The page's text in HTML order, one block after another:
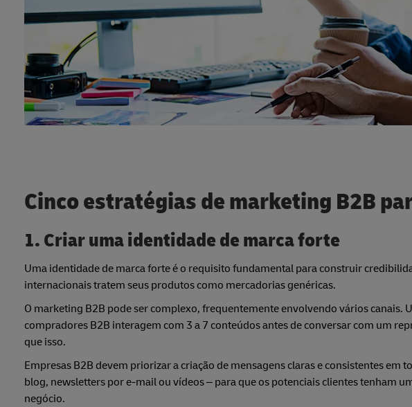
Cinco estratégias de marketing B2B
1. Criar uma identidade de marca forte
Uma identidade de marca forte é o requisito fundamental para construir
internacionais tratem seus produtos como mercadorias genéricas.
O marketing B2B pode ser complexo, frequentemente envolvendo vários canais.
compradores B2B interagem com 3 a 7 conteúdos antes de conversar com um
que isso.
Empresas B2B devem priorizar a criação de mensagens claras e consistentes em
blog, newsletters por e-mail ou vídeos – para que os potenciais clientes tenham
negócio.